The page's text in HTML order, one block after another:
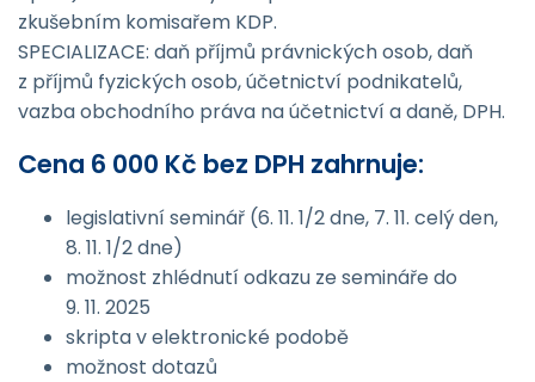
zkušebním komisařem KDP.
SPECIALIZACE: daň příjmů právnických osob, daň
z příjmů fyzických osob, účetnictví podnikatelů,
vazba obchodního práva na účetnictví a daně, DPH.
Cena 6 000 Kč bez DPH zahrnuje:
legislativní seminář (6. 11. 1/2 dne, 7. 11. celý den,
8. 11. 1/2 dne)
možnost zhlédnutí odkazu ze semináře do
9. 11. 2025
skripta v elektronické podobě
možnost dotazů